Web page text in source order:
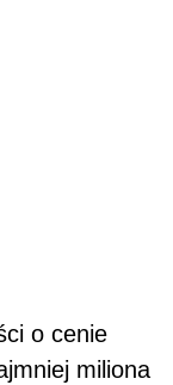
o cenie
miliona